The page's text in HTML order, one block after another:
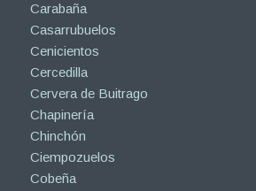
Carabaña
Casarrubuelos
Cenicientos
Cercedilla
Cervera de Buitrago
Chapinería
Chinchón
Ciempozuelos
Cobeña